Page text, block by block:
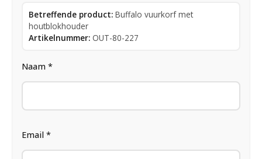
Betreffende product: Buffalo vuurkorf met
houtblokhouder
Artikelnummer: OUT-80-227
Naam *
Email *